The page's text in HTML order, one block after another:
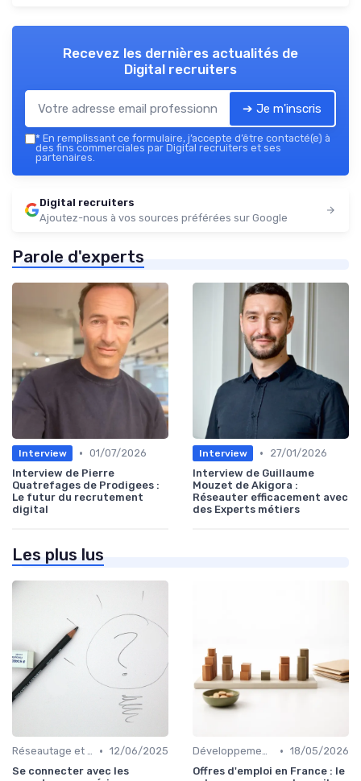
Recevez les dernières actualités de
Digital recruiters
➔ Je m'inscris
* En remplissant ce formulaire, j’accepte d’être contacté(e) à
des fins commerciales par Digital recruiters et ses
partenaires.
Digital recruiters
Ajoutez-nous à vos sources préférées sur Google
Parole d'experts
Interview • 01/07/2026
Interview de Pierre
Quatrefages de Prodigees :
Le futur du recrutement
digital
Interview •
27/01/2026
Interview de Guillaume
Mouzet de Akigora :
Réseauter efficacement avec
des Experts métiers
Les plus lus
Réseautage et Marque Personnelle • 12/06/2025
Se connecter avec les
Développement Web et Mobile • 18/05/2026
Offres d'emploi en France : le